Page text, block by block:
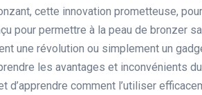
cette innovation prometteuse,
pour permettre à la peau de bronzer
une révolution ou simplement un
les avantages et inconvénients
d’apprendre comment l’utiliser